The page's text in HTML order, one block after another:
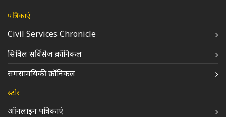
पत्रिकाएं
Civil Services Chronicle
सिविल सर्विसेज क्रॉनिकल
समसामयिकी क्रॉनिकल
स्टोर
ऑनलाइन पत्रिकाएं